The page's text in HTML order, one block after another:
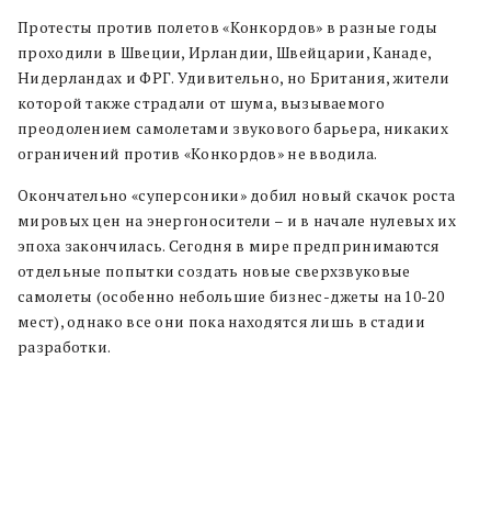
Протесты против полетов «Конкордов» в разные годы
проходили в Швеции, Ирландии, Швейцарии, Канаде,
Нидерландах и ФРГ. Удивительно, но Британия, жители
которой также страдали от шума, вызываемого
преодолением самолетами звукового барьера, никаких
ограничений против «Конкордов» не вводила.
Окончательно «суперсоники» добил новый скачок роста
мировых цен на энергоносители ­– и в начале нулевых их
эпоха закончилась. Сегодня в мире предпринимаются
отдельные попытки создать новые сверхзвуковые
самолеты (особенно небольшие бизнес-джеты на 10-20
мест), однако все они пока находятся лишь в стадии
разработки.